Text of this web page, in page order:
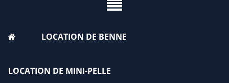
LOCATION DE BENNE
LOCATION DE MINI-PELLE